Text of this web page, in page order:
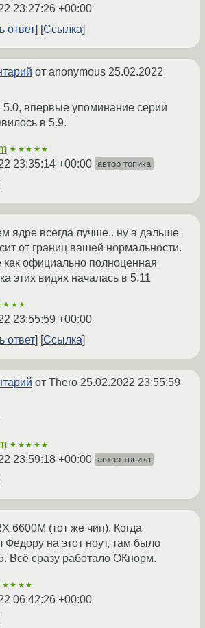
23:27:26 +00:00
ответ
Ссылка
от anonymous 25.02.2022
5.0, впервые упоминание серии
в 5.9.
★★★★★
23:35:14 +00:00 автор топика
ядре всегда лучше.. ну а дальше
от границ вашей нормальности.
как официально полноценная
этих видях началась в 5.11
23:55:59 +00:00
ответ
Ссылка
от Thero 25.02.2022 23:55:59
★★★★★
23:59:18 +00:00 автор топика
6600M (тот же чип). Когда
Федору на этот ноут, там было
Всё сразу работало ОКнорм.
06:42:26 +00:00